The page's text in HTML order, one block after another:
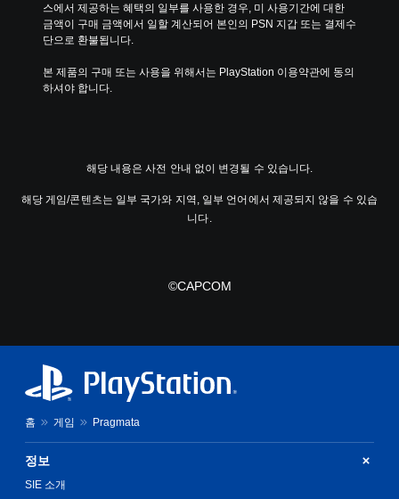
스에서 제공하는 혜택의 일부를 사용한 경우, 미 사용기간에 대한
금액이 구매 금액에서 일할 계산되어 본인의 PSN 지갑 또는 결제수
단으로 환불됩니다.
본 제품의 구매 또는 사용을 위해서는 PlayStation 이용약관에 동의
하셔야 합니다.
해당 내용은 사전 안내 없이 변경될 수 있습니다.
해당 게임/콘텐츠는 일부 국가와 지역, 일부 언어에서 제공되지 않을 수 있습
니다.
©CAPCOM
홈 게임 Pragmata
정보
SIE 소개